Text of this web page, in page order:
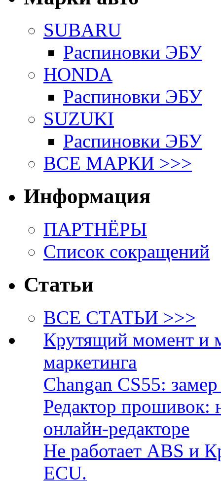
SUBARU
Распиновки ЭБУ
HONDA
Распиновки ЭБУ
SUZUKI
Распиновки ЭБУ
ВСЕ МАРКИ >>>
Информация
ПАРТНЁРЫ
Список сокращений
Статьи
ВСЕ СТАТЬИ >>>
Крутящий момент и
маркетинга
Changan CS55:
Редактор прошивок:
онлайн-редакторе
Не работает ABS и
ECU.